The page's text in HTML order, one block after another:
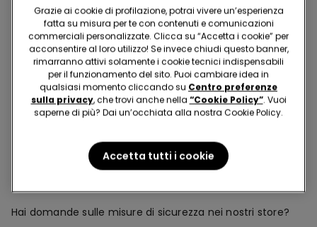
Rendi il tuo ordinedove vuoi
Cambia la mercein negozio
Programma Fedeltà TEZENIS TALENT
Hai domande sulle misure di sicurezza nei nostri store?
Grazie ai cookie di profilazione, potrai vivere un’esperienza
fatta su misura per te con contenuti e comunicazioni
commerciali personalizzate. Clicca su “Accetta i cookie” per
acconsentire al loro utilizzo! Se invece chiudi questo banner,
rimarranno attivi solamente i cookie tecnici indispensabili
per il funzionamento del sito. Puoi cambiare idea in
qualsiasi momento cliccando su Centro preferenze
sulla privacy, che trovi anche nella “Cookie Policy”. Vuoi
saperne di più? Dai un’occhiata alla nostra Cookie Policy.
Accetta tutti i cookie